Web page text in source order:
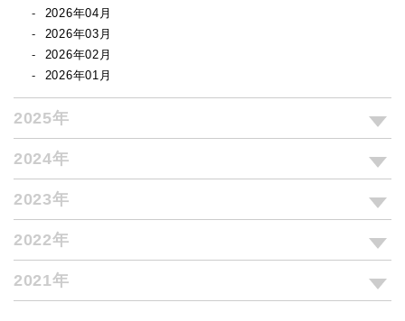
2026年04月
2026年03月
2026年02月
2026年01月
2025年
2024年
2023年
2022年
2021年